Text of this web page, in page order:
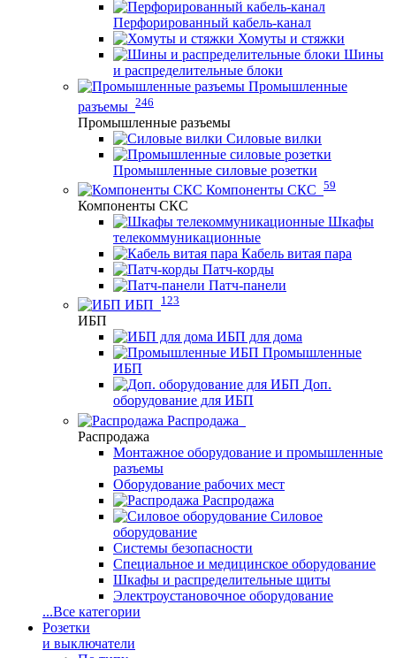
Перфорированный кабель-канал
Хомуты и стяжки
Шины
и распределительные блоки
Промышленные
разъемы 246
Промышленные разъемы
Силовые вилки
Промышленные силовые розетки
Компоненты СКС 59
Компоненты СКС
Шкафы
телекоммуникационные
Кабель витая пара
Патч-корды
Патч-панели
ИБП
123
ИБП
ИБП для дома
Промышленные
ИБП
Доп.
оборудование для ИБП
Распродажа
Распродажа
Монтажное оборудование и промышленные
разъемы
Оборудование рабочих мест
Распродажа
Силовое
оборудование
Системы безопасности
Специальное и медицинское оборудование
Шкафы и распределительные щиты
Электроустановочное оборудование
...Все категории
Розетки
и выключатели